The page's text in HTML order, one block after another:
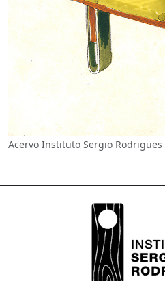
Acervo Instituto Sergio Rodrigues